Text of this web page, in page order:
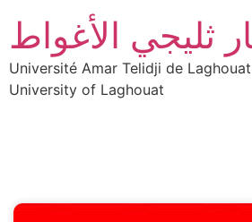
ثليجي الأغواط
Université Amar Telidji de
University of Laghouat